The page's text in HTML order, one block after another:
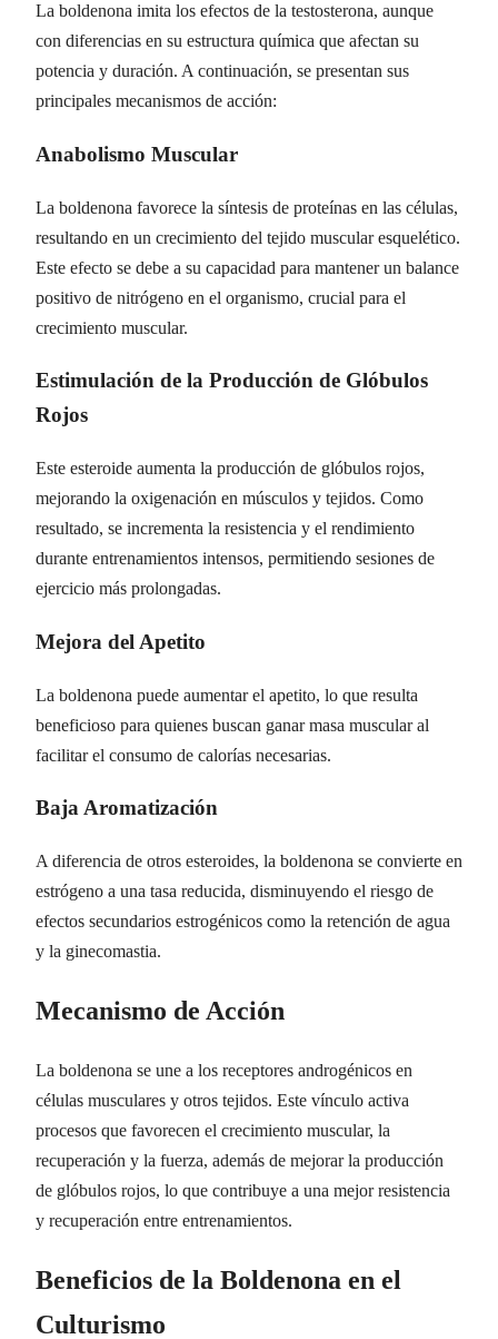
La boldenona imita los efectos de la testosterona, aunque
con diferencias en su estructura química que afectan su
potencia y duración. A continuación, se presentan sus
principales mecanismos de acción:
Anabolismo Muscular
La boldenona favorece la síntesis de proteínas en las células,
resultando en un crecimiento del tejido muscular esquelético.
Este efecto se debe a su capacidad para mantener un balance
positivo de nitrógeno en el organismo, crucial para el
crecimiento muscular.
Estimulación de la Producción de Glóbulos
Rojos
Este esteroide aumenta la producción de glóbulos rojos,
mejorando la oxigenación en músculos y tejidos. Como
resultado, se incrementa la resistencia y el rendimiento
durante entrenamientos intensos, permitiendo sesiones de
ejercicio más prolongadas.
Mejora del Apetito
La boldenona puede aumentar el apetito, lo que resulta
beneficioso para quienes buscan ganar masa muscular al
facilitar el consumo de calorías necesarias.
Baja Aromatización
A diferencia de otros esteroides, la boldenona se convierte en
estrógeno a una tasa reducida, disminuyendo el riesgo de
efectos secundarios estrogénicos como la retención de agua
y la ginecomastia.
Mecanismo de Acción
La boldenona se une a los receptores androgénicos en
células musculares y otros tejidos. Este vínculo activa
procesos que favorecen el crecimiento muscular, la
recuperación y la fuerza, además de mejorar la producción
de glóbulos rojos, lo que contribuye a una mejor resistencia
y recuperación entre entrenamientos.
Beneficios de la Boldenona en el
Culturismo